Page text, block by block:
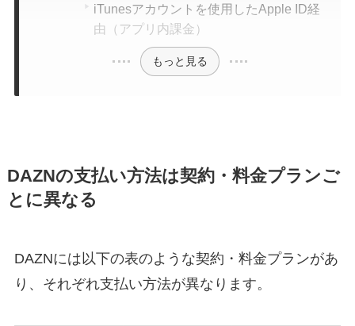
iTunesアカウントを使用したApple ID経
由（アプリ内課金）
もっと見る
DAZNの支払い方法は契約・料金プランご
とに異なる
DAZNには以下の表のような契約・料金プランがあ
り、それぞれ支払い方法が異なります。